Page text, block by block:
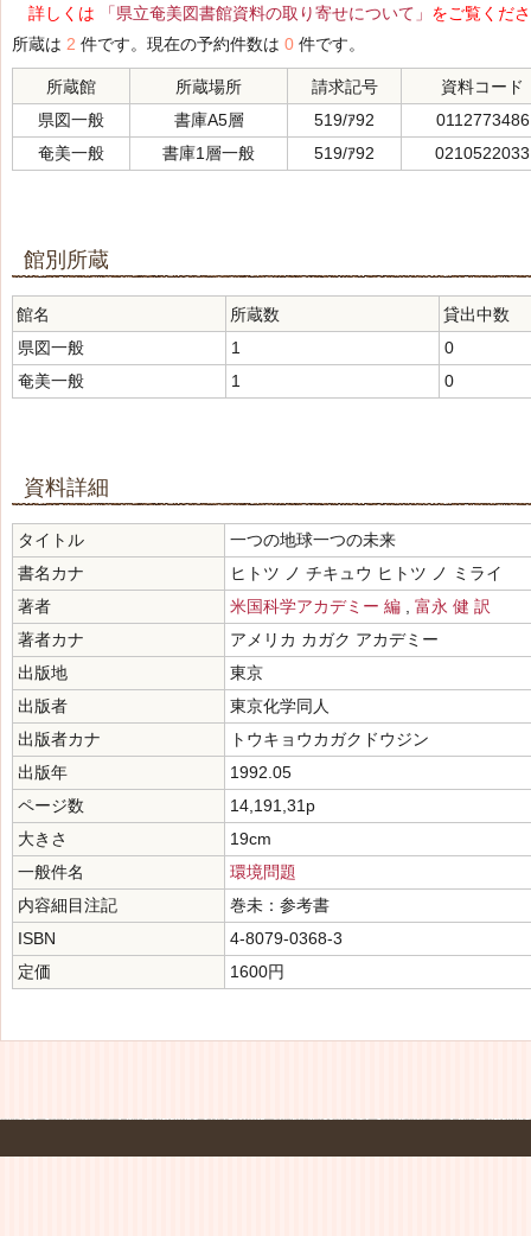
詳しくは
「県立奄美図書館資料の取り寄せについて」 をご覧くだ
所蔵は 2 件です。現在の予約件数は 0 件です。
所蔵館 所蔵場所 請求記号
資料コード
県図一般
書庫A5層 519/ｱ92
0112773486
奄美一般
書庫1層一般 519/ｱ92 0210522033
館別所蔵
館名 所蔵数
貸出中数
県図一般
1
0
奄美一般
1 0
資料詳細
タイトル
一つの地球一つの未来
書名カナ
ヒトツ ノ チキュウ ヒトツ ノ ミライ
著者
米国科学アカデミー 編
富永 健 訳
著者カナ
アメリカ カガク アカデミー
出版地
東京
出版者
東京化学同人
出版者カナ
トウキョウカガクドウジン
出版年
1992.05
ページ数
14,191,31p
大きさ
19cm
一般件名
環境問題
内容細目注記
巻未：参考書
ISBN
4-8079-0368-3
定価
1600円